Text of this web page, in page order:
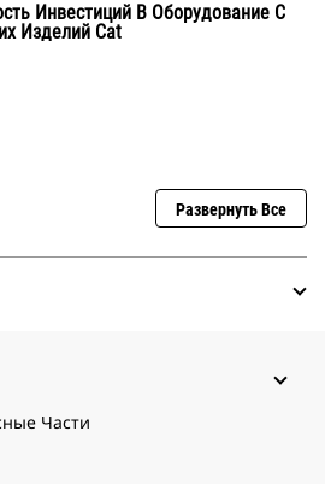
Инвестиций В Оборудование С
Изделий Cat
Развернуть Все
Части